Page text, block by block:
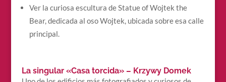
Ver la curiosa escultura de Statue of Wojtek the
Bear, dedicada al oso Wojtek, ubicada sobre esa calle
principal.
La singular «Casa torcida» – Krzywy Domek